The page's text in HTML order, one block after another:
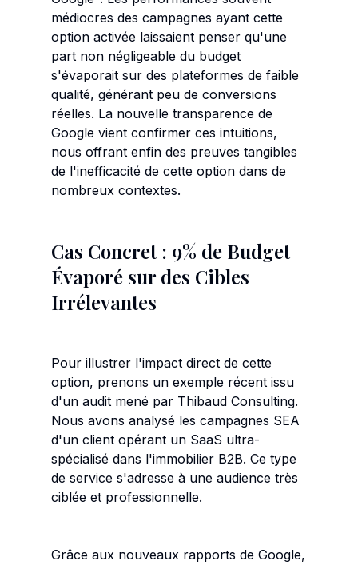
médiocres des campagnes ayant cette
option activée laissaient penser qu'une
part non négligeable du budget
s'évaporait sur des plateformes de faible
qualité, générant peu de conversions
réelles. La nouvelle transparence de
Google vient confirmer ces intuitions,
nous offrant enfin des preuves tangibles
de l'inefficacité de cette option dans de
nombreux contextes.
Cas Concret : 9% de Budget
Évaporé sur des Cibles
Irrélevantes
Pour illustrer l'impact direct de cette
option, prenons un exemple récent issu
d'un audit mené par Thibaud Consulting.
Nous avons analysé les campagnes SEA
d'un client opérant un SaaS ultra-
spécialisé dans l'immobilier B2B. Ce type
de service s'adresse à une audience très
ciblée et professionnelle.
Grâce aux nouveaux rapports de Google,